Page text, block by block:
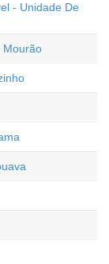
- Unidade De
Mourão